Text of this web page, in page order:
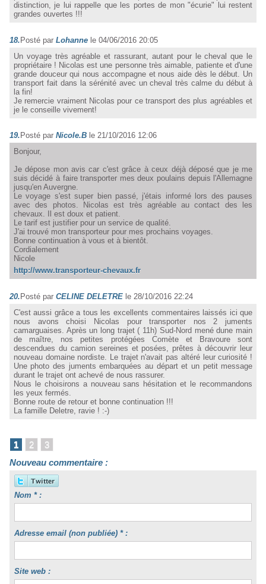
distinction, je lui rappelle que les portes de mon "écurie" lui restent
grandes ouvertes !!!
18. Posté par Lohanne le 04/06/2016 20:05
Un voyage très agréable et rassurant, autant pour le cheval que le
propriétaire ! Nicolas est une personne très aimable, patiente et d'une
grande douceur qui nous accompagne et nous aide dès le début. Un
transport fait dans la sérénité avec un cheval très calme du début à
la fin!
Je remercie vraiment Nicolas pour ce transport des plus agréables et
je le conseille vivement!
19. Posté par Nicole.B le 21/10/2016 12:06
Bonjour,
Je dépose mon avis car c'est grâce à ceux déjà déposé que je me
suis décidé à faire transporter mes deux poulains depuis l'Allemagne
jusqu'en Auvergne.
Le voyage s'est super bien passé, j'étais informé lors des pauses
avec des photos. Nicolas est très agréable au contact des les
chevaux. Il est doux et patient.
Le tarif est justifier pour un service de qualité.
J'ai trouvé mon transporteur pour mes prochains voyages.
Bonne continuation à vous et à bientôt.
Cordialement
Nicole
http://www.transporteur-chevaux.fr
20. Posté par CELINE DELETRE le 28/10/2016 22:24
C'est aussi grâce a tous les excellents commentaires laissés ici que
nous avons choisi Nicolas pour transporter nos 2 juments
camarguaises. Après un long trajet ( 11h) Sud-Nord mené dune main
de maître, nos petites protégées Comète et Bravoure sont
descendues du camion sereines et posées, prêtes à découvrir leur
nouveau domaine nordiste. Le trajet n'avait pas altéré leur curiosité !
Une photo des juments embarquées au départ et un petit message
durant le trajet ont achevé de nous rassurer.
Nous le choisirons a nouveau sans hésitation et le recommandons
les yeux fermés.
Bonne route de retour et bonne continuation !!!
La famille Deletre, ravie ! :-)
1 2
3
Nouveau commentaire :
Nom * :
Adresse email (non publiée) * :
Site web :